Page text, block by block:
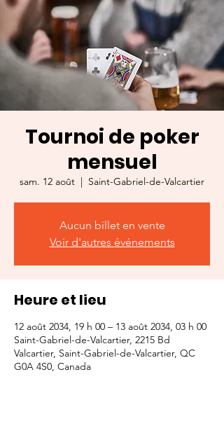
Tournoi de poker
mensuel
sam. 12 août
  |
Saint-Gabriel-de-Valcartier
Aucun billet en vente
Voir d'autres événements
Heure et lieu
12 août 2034, 19 h 00 – 13 août 2034, 03 h 00
Saint-Gabriel-de-Valcartier, 2215 Bd
Valcartier, Saint-Gabriel-de-Valcartier, QC
G0A 4S0, Canada